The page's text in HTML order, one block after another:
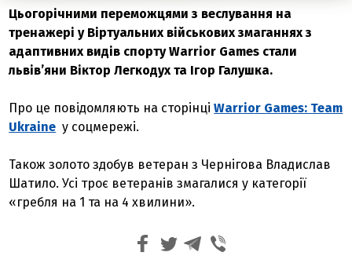
Цьогорічними переможцями з веслування на
тренажері у Віртуальних військових змаганнях з
адаптивних видів спорту Warrior Games стали
львів’яни Віктор Легкодух та Ігор Галушка.
Про це повідомляють на сторінціWarrior Games: Team
Ukraine у соцмережі.
Також золото здобув ветеран з Чернігова Владислав
Шатило. Усі троє ветеранів змагалися у категорії
«гребля на 1 та на 4 хвилини».